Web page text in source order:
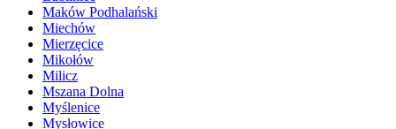
Maków Podhalański
Miechów
Mierzęcice
Mikołów
Milicz
Mszana Dolna
Myślenice
Mysłowice